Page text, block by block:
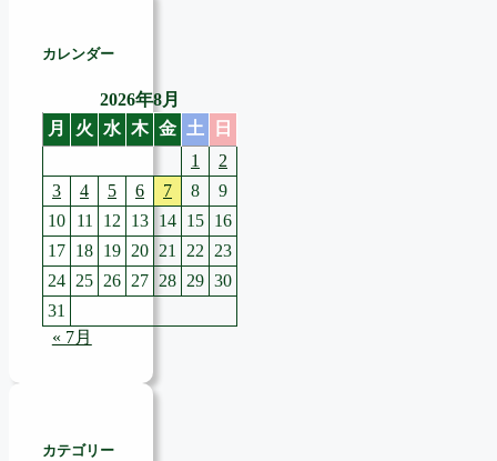
カレンダー
2026年8月
月
火 水 木 金 土
日
1
2
3
4 5 6 7 8
9
10
11 12 13 14 15 16
17 18 19 20 21 22
23
24 25 26 27 28 29 30
31
« 7月
カテゴリー